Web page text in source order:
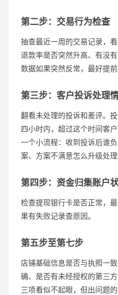
第二步：交易行为检查
抽查最近一周的交易记录，
退款率是否突然升高、有没
数据如果突然反常，最好提前
第三步：客户投诉处理
翻看未处理的投诉和差评。
四小时内，超过这个时间客
一个小流程：收到投诉后谁
案、方案不满意怎么升级处理
第四步：资金归集账户
检查提现银行卡是否正常，
果有失败记录查原因。
第五步至第七步
店铺基础信息是否与执照一
确、是否有未经授权的第三
三项看似不起眼，但出问题的